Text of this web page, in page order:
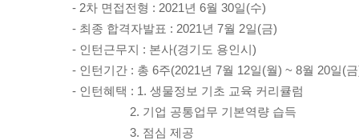
- 2차 면접전형 : 2021년 6월 30일(수)
- 최종 합격자발표 : 2021년 7월 2일(금)
- 인턴근무지 : 본사(경기도 용인시)
- 인턴기간 : 총 6주(2021년 7월 12일(월) ~ 8월 20일(
- 인턴혜택 : 1. 생물정보 기초 교육 커리큘럼
2. 기업 공통업무 기본역량 습득
3. 점심 제공